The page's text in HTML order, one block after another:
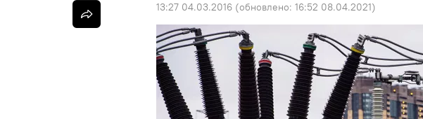
13:27 04.03.2016 (обновлено: 16:52 08.04.2021)